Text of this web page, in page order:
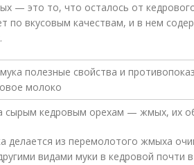
— это то, что осталось от
по вкусовым качествам, и в нем
сырым кедровым орехам — жмых, их
делается из перемолотого жмыха
видами муки в кедровой почти